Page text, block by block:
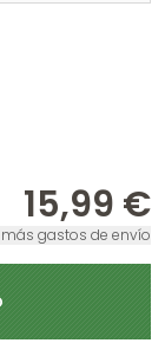
15,99 €
más gastos de envío